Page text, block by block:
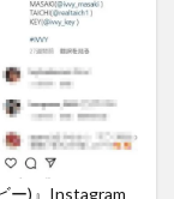
ー)』Instagram